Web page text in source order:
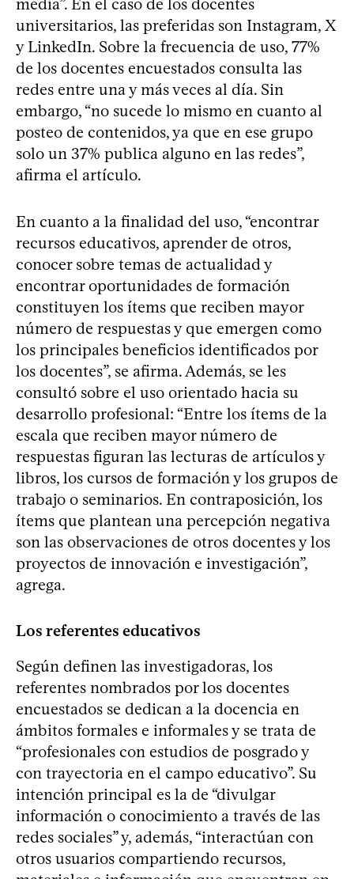
universitarios, las preferidas son Instagram, X
y LinkedIn. Sobre la frecuencia de uso, 77%
de los docentes encuestados consulta las
redes entre una y más veces al día. Sin
embargo, “no sucede lo mismo en cuanto al
posteo de contenidos, ya que en ese grupo
solo un 37% publica alguno en las redes”,
afirma el artículo.
En cuanto a la finalidad del uso, “encontrar
recursos educativos, aprender de otros,
conocer sobre temas de actualidad y
encontrar oportunidades de formación
constituyen los ítems que reciben mayor
número de respuestas y que emergen como
los principales beneficios identificados por
los docentes”, se afirma. Además, se les
consultó sobre el uso orientado hacia su
desarrollo profesional: “Entre los ítems de la
escala que reciben mayor número de
respuestas figuran las lecturas de artículos y
libros, los cursos de formación y los grupos de
trabajo o seminarios. En contraposición, los
ítems que plantean una percepción negativa
son las observaciones de otros docentes y los
proyectos de innovación e investigación”,
agrega.
Los referentes educativos
Según definen las investigadoras, los
referentes nombrados por los docentes
encuestados se dedican a la docencia en
ámbitos formales e informales y se trata de
“profesionales con estudios de posgrado y
con trayectoria en el campo educativo”. Su
intención principal es la de “divulgar
información o conocimiento a través de las
redes sociales” y, además, “interactúan con
otros usuarios compartiendo recursos,